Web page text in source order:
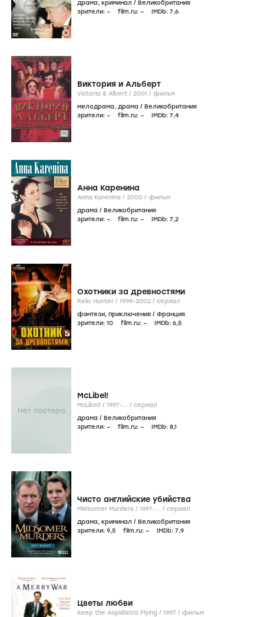
драма, криминал / Великобритания
зрители: – film.ru: – IMDb: 7,6
Виктория и Альберт
Victoria & Albert / 2001 / фильм
мелодрама, драма / Великобритания
зрители: – film.ru: – IMDb: 7,4
Анна Каренина
Anna Karenina / 2000 / фильм
драма / Великобритания
зрители: – film.ru: – IMDb: 7,2
Охотники за древностями
Relic Hunter / 1999-2002 / сериал
фэнтези, приключения / Франция
зрители: 10 film.ru: – IMDb: 6,5
McLibel!
McLibel! / 1997-... / сериал
драма / Великобритания
зрители: – film.ru: – IMDb: 8,1
Чисто английские убийства
Midsomer Murders / 1997-... / сериал
драма, криминал / Великобритания
зрители: 9,5 film.ru: – IMDb: 7,9
Цветы любви
Keep the Aspidistra Flying / 1997 / фильм